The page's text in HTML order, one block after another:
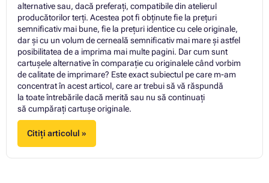
alternative sau, dacă preferați, compatibile din atelierul
producătorilor terți. Acestea pot fi obținute fie la prețuri
semnificativ mai bune, fie la prețuri identice cu cele originale,
dar și cu un volum de cerneală semnificativ mai mare și astfel
posibilitatea de a imprima mai multe pagini. Dar cum sunt
cartușele alternative în comparație cu originalele când vorbim
de calitate de imprimare? Este exact subiectul pe care m-am
concentrat în acest articol, care ar trebui să vă răspundă
la toate întrebările dacă merită sau nu să continuați
să cumpărați cartuşe originale.
Citiți articolul »